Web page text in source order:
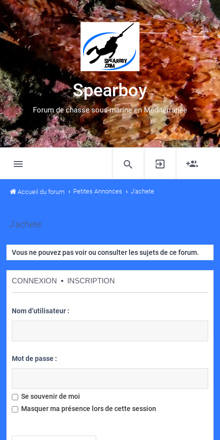
Spearboy
Forum de chasse sous-marine en Méditerranée
Accueil du forum Petites Annonces J'achete
J'achete
Vous ne pouvez pas voir ou consulter les sujets de ce forum.
CONNEXION • INSCRIPTION
Nom d’utilisateur :
Mot de passe :
Se souvenir de moi
Masquer ma présence lors de cette session